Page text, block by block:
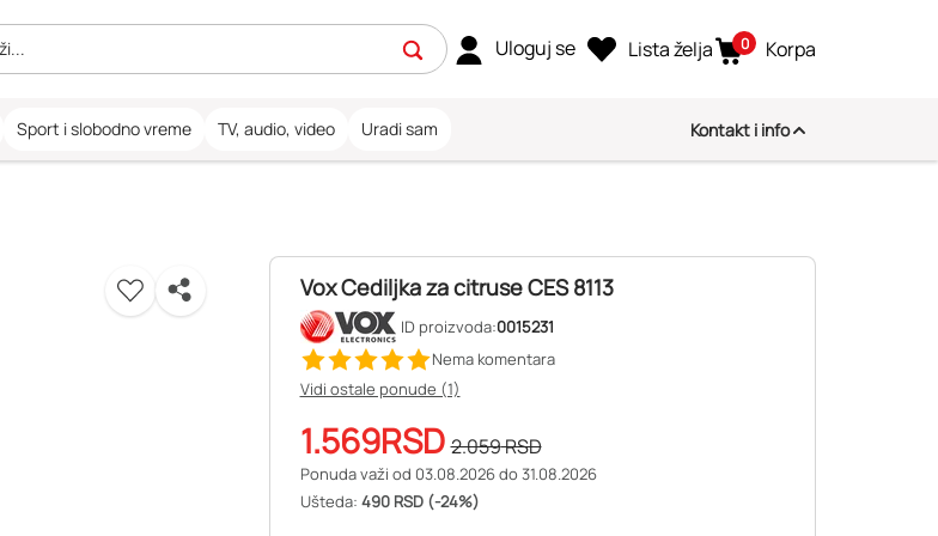
Uloguj se Lista želja 0 Korpa
Sport i slobodno vreme TV, audio, video Uradi sam Kontakt i info
Vox Cediljka za citruse CES 8113
ID proizvoda:0015231
Nema komentara
Vidi ostale ponude (1)
1.569RSD 2.059RSD
Ponuda važi od 03.08.2026 do 31.08.2026
Ušteda: 490 RSD (-24%)